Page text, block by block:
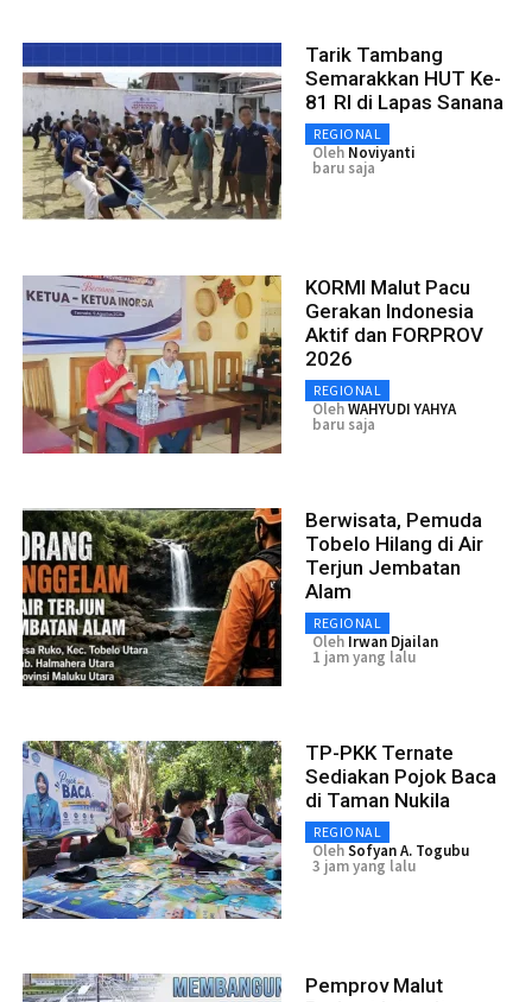
Tarik Tambang
Semarakkan HUT Ke-
81 RI di Lapas Sanana
REGIONAL
Oleh Noviyanti
baru saja
KORMI Malut Pacu
Gerakan Indonesia
Aktif dan FORPROV
2026
REGIONAL
OlehWAHYUDI YAHYA
baru saja
Berwisata, Pemuda
Tobelo Hilang di Air
Terjun Jembatan
Alam
REGIONAL
Oleh Irwan Djailan
1 jam yang lalu
TP-PKK Ternate
Sediakan Pojok Baca
di Taman Nukila
REGIONAL
OlehSofyan A. Togubu
3 jam yang lalu
Pemprov Malut